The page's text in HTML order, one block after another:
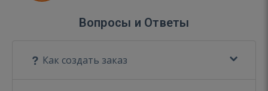
Вопросы и Ответы
Как создать заказ